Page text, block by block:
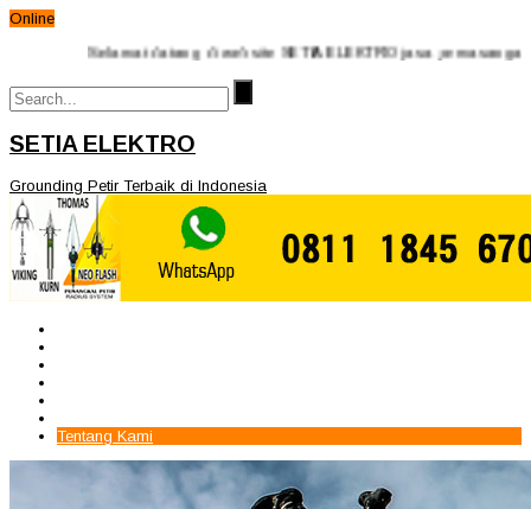
Online
Selamat datang di website SETIA ELEKTRO jasa pemasangan
SETIA ELEKTRO
Grounding Petir Terbaik di Indonesia
Tentang Kami